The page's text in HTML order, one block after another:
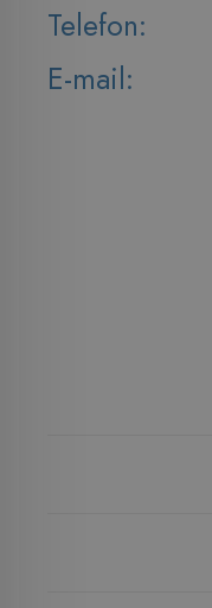
Telefon:
E-mail: